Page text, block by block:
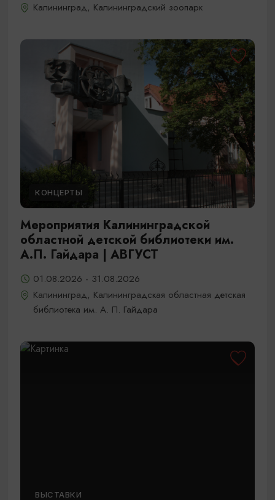
Калининград, Калининградский зоопарк
КОНЦЕРТЫ
Мероприятия Калининградской
областной детской библиотеки им.
А.П. Гайдара | АВГУСТ
01.08.2026 - 31.08.2026
Калининград, Калининградская областная детская
библиотека им. А. П. Гайдара
ВЫСТАВКИ